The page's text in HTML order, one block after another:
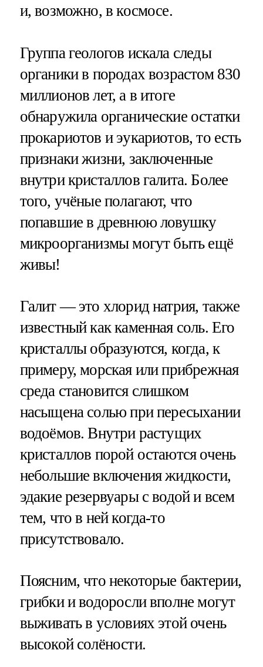
и, возможно, в космосе.
Группа геологов искала следы
органики в породах возрастом 830
миллионов лет, а в итоге
обнаружила органические остатки
прокариотов и эукариотов, то есть
признаки жизни, заключенные
внутри кристаллов галита. Более
того, учёные полагают, что
попавшие в древнюю ловушку
микроорганизмы могут быть ещё
живы!
Галит — это хлорид натрия, также
известный как каменная соль. Его
кристаллы образуются, когда, к
примеру, морская или прибрежная
среда становится слишком
насыщена солью при пересыхании
водоёмов. Внутри растущих
кристаллов порой остаются очень
небольшие включения жидкости,
эдакие резервуары с водой и всем
тем, что в ней когда-то
присутствовало.
Поясним, что некоторые бактерии,
грибки и водоросли вполне могут
выживать в условиях этой очень
высокой солёности.